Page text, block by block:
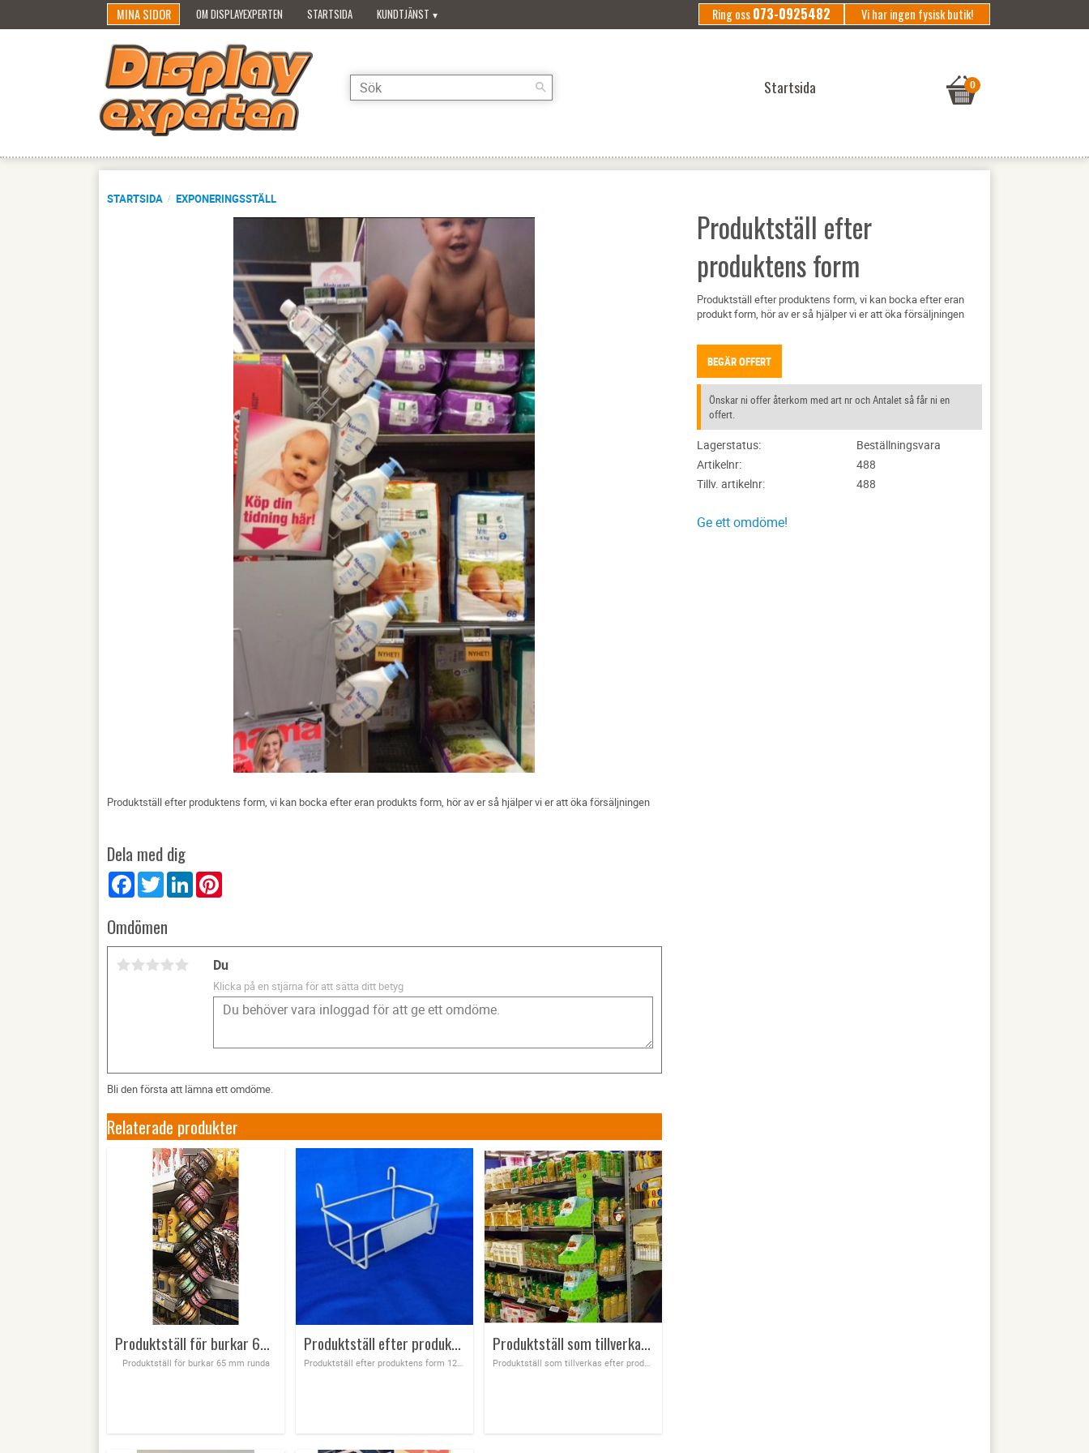
Vi har ingen fysisk butik!
Ring oss073-0925482
MINA SIDOR OM DISPLAYEXPERTEN STARTSIDA KUNDTJÄNST
Startsida
STARTSIDA EXPONERINGSSTÄLL
Produktställ efter
produktens form
Produktställ efter produktens form, vi kan bocka efter eran
produkt form, hör av er så hjälper vi er att öka försäljningen
BEGÄR OFFERT
Önskar ni offer återkom med art nr och Antalet så får ni en
offert.
Lagerstatus
Beställningsvara
Artikelnr
488
Tillv. artikelnr
488
Ge ett omdöme!
Produktställ efter produktens form, vi kan bocka efter eran produkts form, hör av er så hjälper vi er att öka försäljningen
Dela med dig
FacebookTwitter LinkedIn
Omdömen
Du
Klicka på en stjärna för att sätta ditt betyg
Bli den första att lämna ett omdöme.
Relaterade produkter
Produktställ för burkar 65 mm runda
Produktställ för burkar 65 mm runda
Produktställ efter produktens form 120x60 mm Produktställ som tillverkas efter produktens form, kan hängas i hyllan
Produktställ som tillverkas efter produktens form, kan hängas i hyllan, för att öka försäljningen på flera kategorier som har bra kopplingar